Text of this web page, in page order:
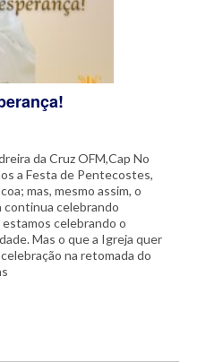
da Cruz OFM,Cap No
a Festa de Pentecostes,
mas, mesmo assim, o
continua celebrando
celebrando o
Mas o que a Igreja quer
na retomada do